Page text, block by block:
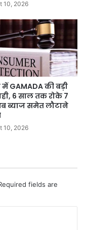
10, 2026
में GAMADA की बड़ी
6 साल तक रोके 7
ब्याज समेत लौटाने
10, 2026
fields are